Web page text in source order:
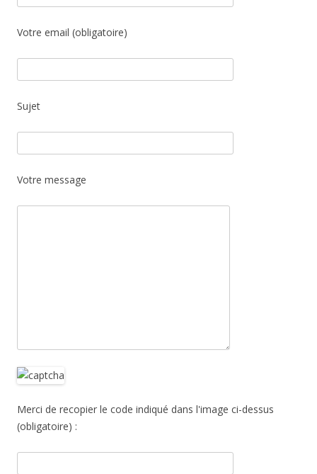
Votre email (obligatoire)
Sujet
Votre message
Merci de recopier le code indiqué dans l'image ci-dessus
(obligatoire) :